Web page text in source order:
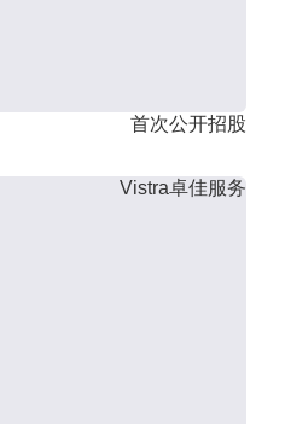
首次公开招股
Vistra卓佳服务